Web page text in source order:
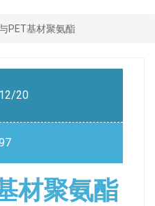
PET基材聚氨酯
20
材聚氨酯